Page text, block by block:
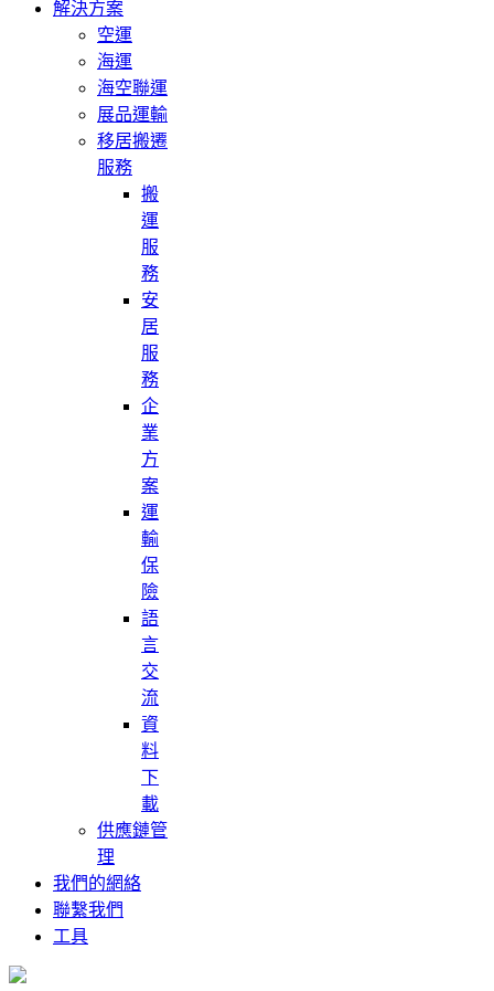
解決方案
空運
海運
海空聯運
展品運輸
移居搬遷
服務
搬
運
服
務
安
居
服
務
企
業
方
案
運
輸
保
險
語
言
交
流
資
料
下
載
供應鏈管
理
我們的網絡
聯繫我們
工具